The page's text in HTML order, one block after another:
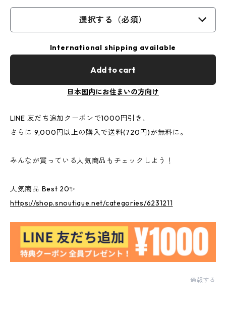
選択する（必須）
International shipping available
Add to cart
日本国内にお住まいの方向け
LINE 友だち追加クーポンで1000円引き、
さらに 9,000円以上の購入で送料(720円)が無料に。
みんなが買っている人気商品もチェックしよう！
人気商品 Best 20✨
https://shop.snoutique.net/categories/6231211
通報する